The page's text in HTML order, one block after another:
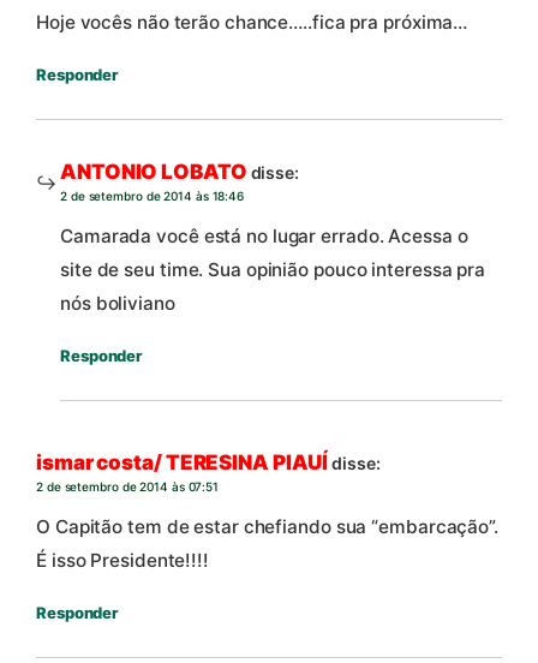
Hoje vocês não terão chance…..fica pra próxima…
Responder
ANTONIO LOBATO disse:
2 de setembro de 2014 às 18:46
Camarada você está no lugar errado. Acessa o
site de seu time. Sua opinião pouco interessa pra
nós boliviano
Responder
ismar costa/ TERESINA PIAUÍdisse:
2 de setembro de 2014 às 07:51
O Capitão tem de estar chefiando sua “embarcação”.
É isso Presidente!!!!
Responder